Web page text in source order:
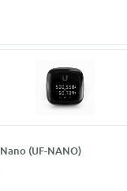
(UF-NANO)